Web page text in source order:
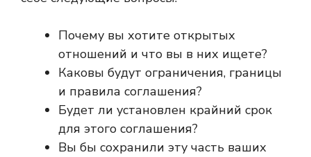
Почему вы хотите открытых
отношений и что вы в них ищете?
Каковы будут ограничения, границы
и правила соглашения?
Будет ли установлен крайний срок
для этого соглашения?
Вы бы сохранили эту часть ваших